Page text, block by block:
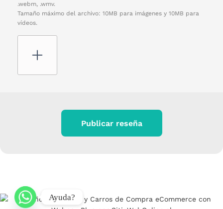
.webm, .wmv.
Tamaño máximo del archivo: 10MB para imágenes y 10MB para
vídeos.
Publicar reseña
Ayuda?